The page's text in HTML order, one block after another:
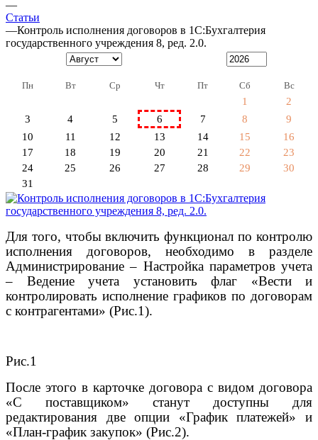
—
Статьи
—Контроль исполнения договоров в 1С:Бухгалтерия
государственного учреждения 8, ред. 2.0.
Пн Вт Ср Чт Пт Сб Вс
1
2
3
4 5 6 7 8
9
10
11 12 13 14 15
16
17
18 19 20 21 22
23
24
25 26 27 28 29
30
31
Для того, чтобы включить функционал по контролю
исполнения договоров, необходимо в разделе
Администрирование – Настройка параметров учета
– Ведение учета установить флаг «Вести и
контролировать исполнение графиков по договорам
с контрагентами» (Рис.1).
Рис.1
После этого в карточке договора с видом договора
«С поставщиком» станут доступны для
редактирования две опции «График платежей» и
«План-график закупок» (Рис.2).